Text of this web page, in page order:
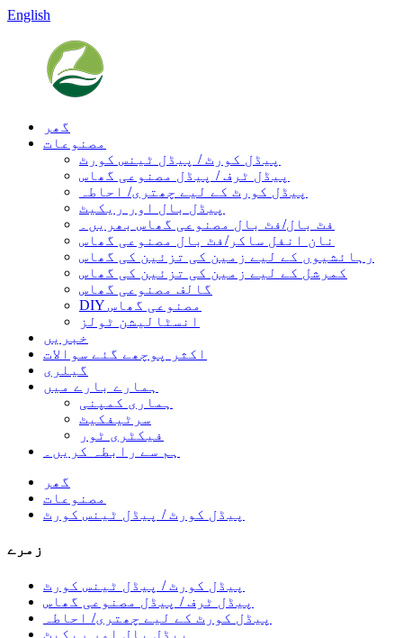
English
گھر
مصنوعات
پیڈل کورٹ / پیڈل ٹینس کورٹ
پیڈل ٹرف / پیڈل مصنوعی گھاس
پیڈل کورٹ کے لیے چھتری/ احاطہ
پیڈل بال اور ریکیٹ
فٹ بال/فٹ بال مصنوعی گھاس بھریں۔
نان انفل ساکر/فٹ بال مصنوعی گھاس
رہائشیوں کے لیے زمین کی تزئین کی گھاس
کمرشل کے لیے زمین کی تزئین کی گھاس
گالف مصنوعی گھاس
DIY مصنوعی گھاس
انسٹالیشن ٹولز
خبریں
اکثر پوچھے گئے سوالات
گیلری
ہمارے بارے میں
ہماری کمپنی
سرٹیفکیٹ
فیکٹری ٹور
ہم سے رابطہ کریں۔
گھر
مصنوعات
پیڈل کورٹ / پیڈل ٹینس کورٹ
زمرے
پیڈل کورٹ / پیڈل ٹینس کورٹ
پیڈل ٹرف / پیڈل مصنوعی گھاس
پیڈل کورٹ کے لیے چھتری/ احاطہ
پیڈل بال اور ریکیٹ